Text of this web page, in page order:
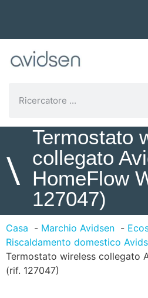
\
Termostato
collegato
HomeFlow
127047)
Casa Marchio Avidsen
Riscaldamento domestico
Termostato wireless collegato
(rif. 127047)